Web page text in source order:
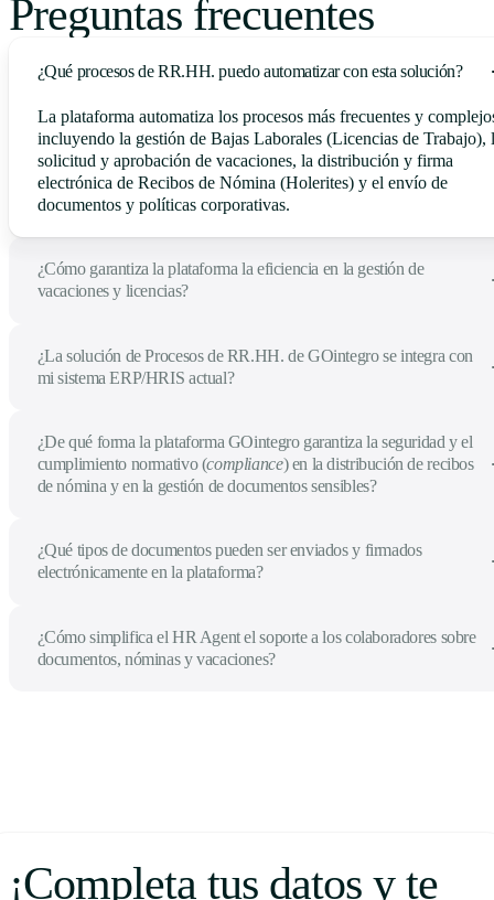
Preguntas frecuentes
¿Qué procesos de RR.HH. puedo automatizar con esta solución?
La plataforma automatiza los procesos más frecuentes y
incluyendo la gestión de Bajas Laborales (Licencias de Trabajo),
solicitud y aprobación de vacaciones, la distribución y firma
electrónica de Recibos de Nómina (Holerites) y el envío de
documentos y políticas corporativas.
¿Cómo garantiza la plataforma la eficiencia en la gestión de
vacaciones y licencias?
¿La solución de Procesos de RR.HH. de GOintegro se integra con
mi sistema ERP/HRIS actual?
¿De qué forma la plataforma GOintegro garantiza la seguridad y el
cumplimiento normativo (compliance) en la distribución de recibos
de nómina y en la gestión de documentos sensibles?
¿Qué tipos de documentos pueden ser enviados y firmados
electrónicamente en la plataforma?
¿Cómo simplifica el HR Agent el soporte a los colaboradores sobre
documentos, nóminas y vacaciones?
¡Completa tus datos y te